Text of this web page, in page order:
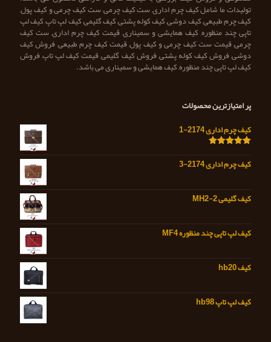
تولیدات ما شامل کیف چرم اداری, ست کیف چرمی, ست کیف چرمی و کیف پول,
کیف چرم طبیعی, کیف دوشی, کیف کوله پشتی, کیف گلیمی, کیف لپ تاپ, کیف لپ
تاپی چند منظوره, کیف همایشی و سمیناری, قیمت کیف چرم اداری, ست کیف
چرمی, قیمت ست کیف چرمی و کیف پول, قیمت کیف چرم طبیعی, فروش کیف
دوشی, فروش کیف کوله پشتی, فروش کیف گلیمی, قیمت کیف لپ تاپ, فروش
کیف لپ تاپی چند منظوره, کیف همایشی و سمیناری می باشد.
پر امتیازترین محصولات
کیف چرم اداری 2174-1
کیف چرم اداری 2174-3
کیف گلیمی MH2-2
کیف لپ تاپی چند منظوره MF4
کیف hb20
کیف لپ تاپ hb98